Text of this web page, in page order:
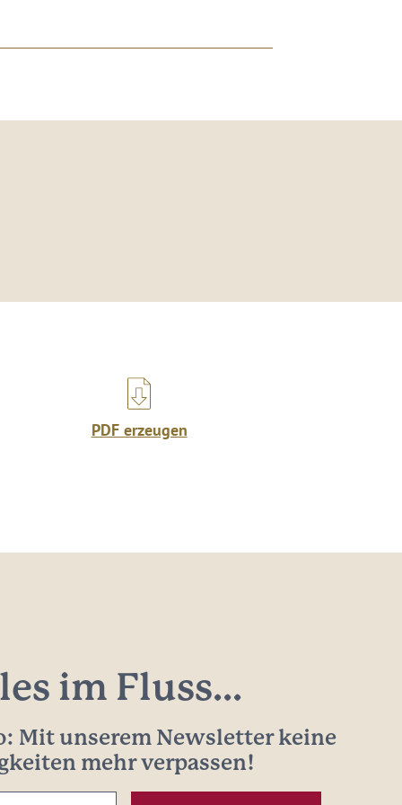
PDF erzeugen
im Fluss...
Mit unserem Newsletter keine
mehr verpassen!